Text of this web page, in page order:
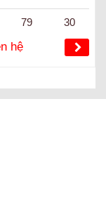
79 30
hệ